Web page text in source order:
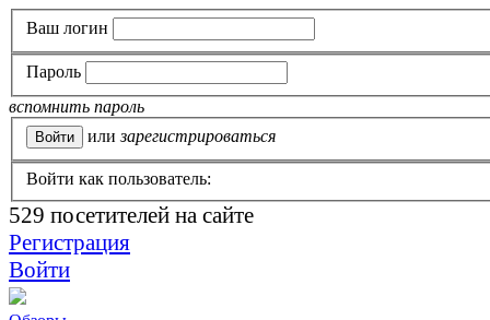
Ваш логин
Пароль
вспомнить пароль
или зарегистрироваться
Войти как пользователь:
529 посетителей на сайте
Регистрация
Войти